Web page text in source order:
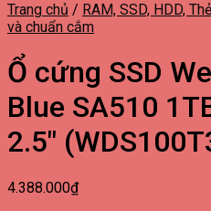
Trang chủ / RAM, SSD, HDD,
và chuẩn cắm
Ổ cứng SSD
Blue SA510
2.5″
4.388.000₫